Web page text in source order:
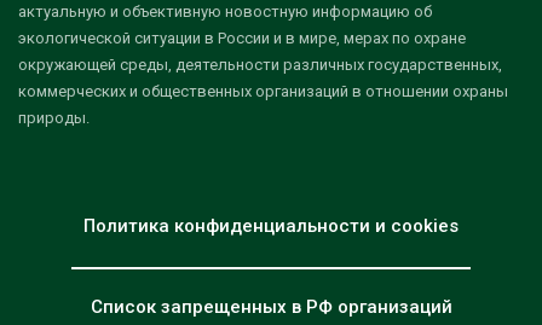
актуальную и объективную новостную информацию об
экологической ситуации в России и в мире, мерах по охране
окружающей среды, деятельности различных государственных,
коммерческих и общественных организаций в отношении охраны
природы.
Политика конфиденциальности и cookies
Список запрещенных в РФ организаций